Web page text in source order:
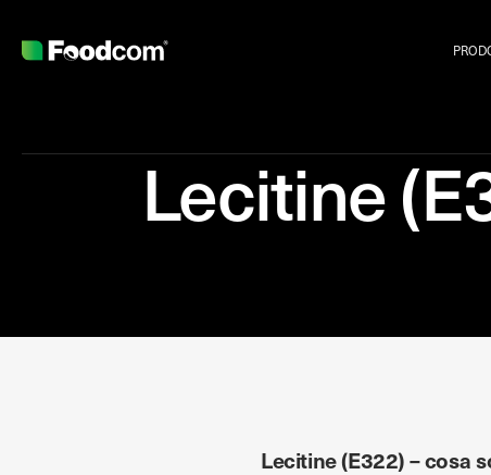
Lecitine
Lecitine (E322) – cosa